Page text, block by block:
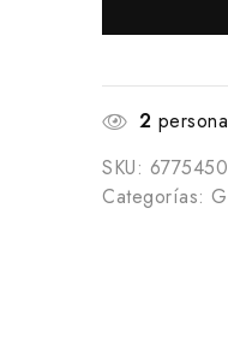
2
SKU:
Categorías: